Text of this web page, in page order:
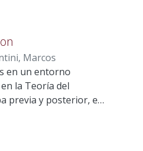
de un portón
potencial de
mercado, mientras
a contar con atributos
no logra traducir
La investigación de
de decisión, mientras
conocimiento de la
esta situación,
cercanía,
Marcos
en un entorno
la Teoría del
previa y posterior, en
más grande de
con éxito de